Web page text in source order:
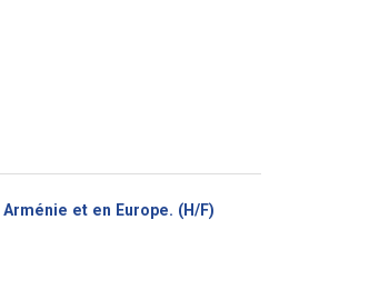
et en Europe. (H/F)